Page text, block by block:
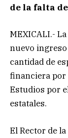
de la falta
MEXICALI.-
nuevo
cantidad de
financiera por
Estudios por
estatales.
El Rector de la